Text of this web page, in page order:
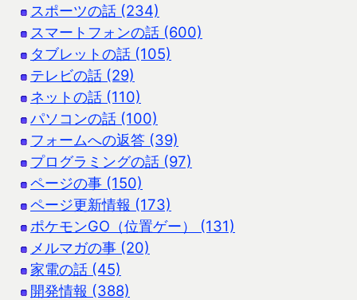
スポーツの話 (234)
スマートフォンの話 (600)
タブレットの話 (105)
テレビの話 (29)
ネットの話 (110)
パソコンの話 (100)
フォームへの返答 (39)
プログラミングの話 (97)
ページの事 (150)
ページ更新情報 (173)
ポケモンGO（位置ゲー） (131)
メルマガの事 (20)
家電の話 (45)
開発情報 (388)